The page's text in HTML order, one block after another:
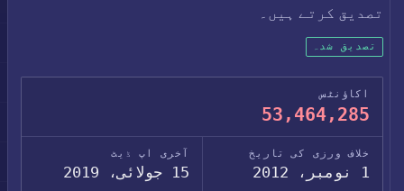
تصدیق کرتے ہیں۔
تصدیق شدہ
اکاؤنٹس
53,464,285
خلاف ورزی کی تاریخ آخری اپ ڈیٹ
15 جولائی، 2019